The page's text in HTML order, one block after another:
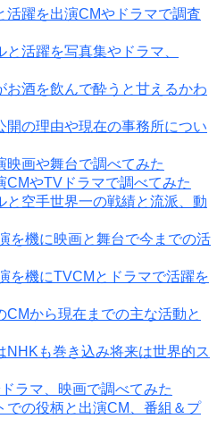
活躍を出演CMやドラマで調査
活躍を写真集やドラマ、
お酒を飲んで酔うと甘えるかわ
の理由や現在の事務所につい
映画や舞台で調べてみた
やTVドラマで調べてみた
空手世界一の戦績と流派、動
を機に映画と舞台で今までの活
を機にTVCMとドラマで活躍を
から現在までの主な活動と
NHKも巻き込み将来は世界的ス
ラマ、映画で調べてみた
での役柄と出演CM、番組＆プ